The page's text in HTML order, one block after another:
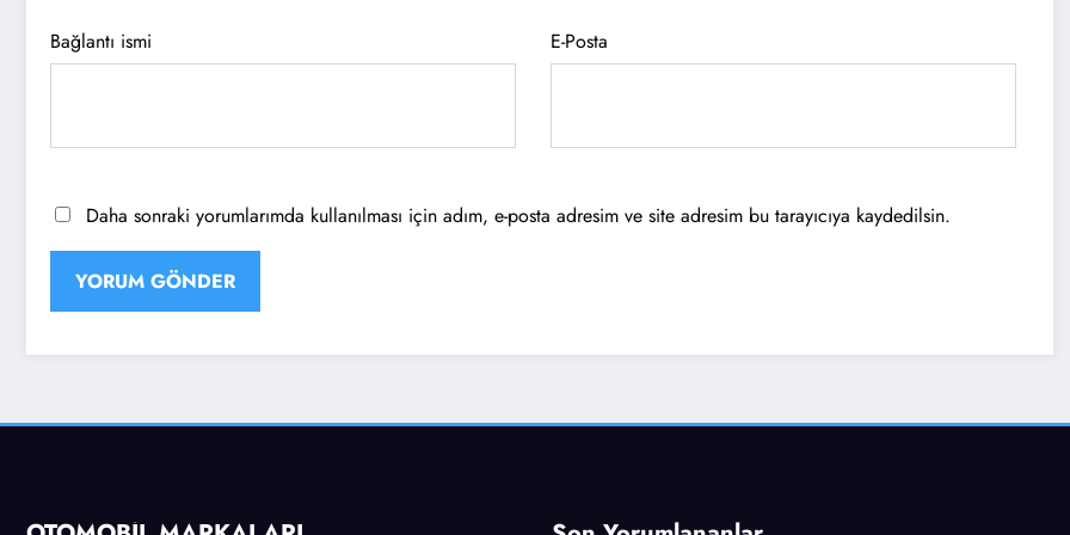
Bağlantı ismi E-Posta
Daha sonraki yorumlarımda kullanılması için adım, e-posta adresim ve site adresim bu tarayıcıya kaydedilsin.